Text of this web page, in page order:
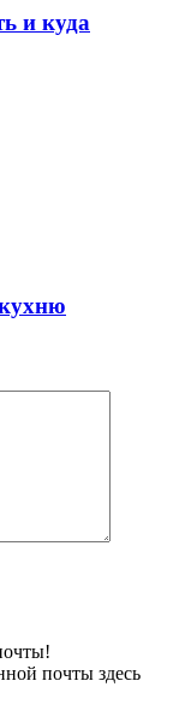
и куда
почты здесь